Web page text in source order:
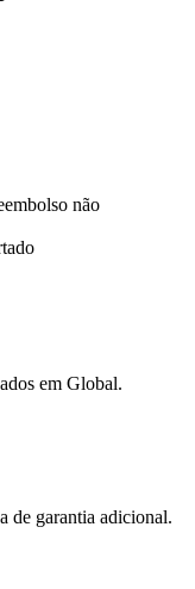
não
em Global.
de garantia adicional.